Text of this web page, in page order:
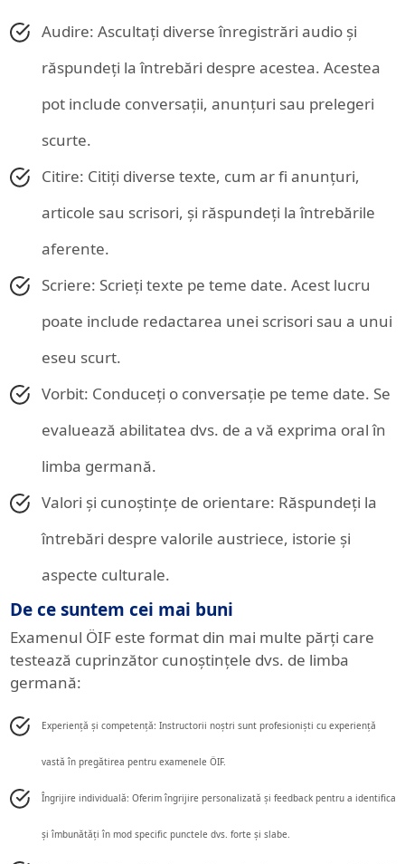
Audire: Ascultați diverse înregistrări audio și
răspundeți la întrebări despre acestea. Acestea
pot include conversații, anunțuri sau prelegeri
scurte.
Citire: Citiți diverse texte, cum ar fi anunțuri,
articole sau scrisori, și răspundeți la întrebările
aferente.
Scriere: Scrieți texte pe teme date. Acest lucru
poate include redactarea unei scrisori sau a unui
eseu scurt.
Vorbit: Conduceți o conversație pe teme date. Se
evaluează abilitatea dvs. de a vă exprima oral în
limba germană.
Valori și cunoștințe de orientare: Răspundeți la
întrebări despre valorile austriece, istorie și
aspecte culturale.
De ce suntem cei mai buni
Examenul ÖIF este format din mai multe părți care
testează cuprinzător cunoștințele dvs. de limba
germană:
Experiență și competență: Instructorii noștri sunt profesioniști cu experiență
vastă în pregătirea pentru examenele ÖIF.
Îngrijire individuală: Oferim îngrijire personalizată și feedback pentru a identifica
și îmbunătăți în mod specific punctele dvs. forte și slabe.